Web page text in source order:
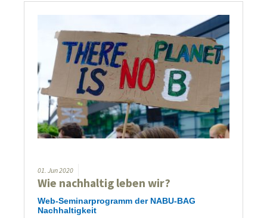
01. Jun 2020
Wie nachhaltig leben wir?
Web-Seminarprogramm der NABU-BAG
Nachhaltigkeit